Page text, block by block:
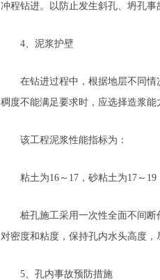
冲程钻进。以防止发生斜孔、坍孔事
4、泥浆护壁
在钻进过程中，根据地层不同情
稠度不能满足要求时，应选择造浆
该工程泥浆性能指标为：
粘土为16～17，砂粘土为17～19
桩孔施工采用一次性全面不间断
对密度和粘度，保持孔内水头高度
5、孔内事故预防措施